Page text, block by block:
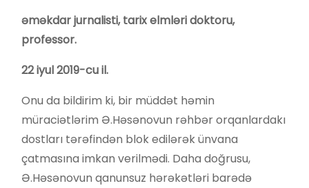
əməkdar jurnalisti, tarix elmləri doktoru,
professor.
22 iyul 2019-cu il.
Onu da bildirim ki, bir müddət həmin
müraciətlərim Ə.Həsənovun rəhbər orqanlardakı
dostları tərəfindən blok edilərək ünvana
çatmasına imkan verilmədi. Daha doğrusu,
Ə.Həsənovun qanunsuz hərəkətləri barədə